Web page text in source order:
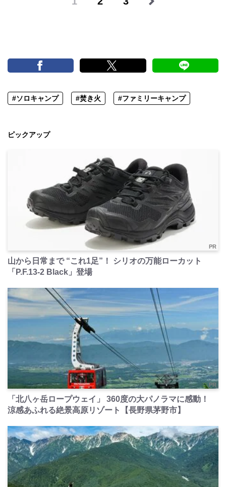
#ソロキャンプ #焚き火 #ファミリーキャンプ
ピックアップ
PR
山から日常まで “これ1足”！ シリオの万能ローカット
「P.F.13-2 Black」登場
PR
「北八ヶ岳ロープウェイ」 360度の大パノラマに感動！
涼感あふれる絶景高原リゾート【長野県茅野市】